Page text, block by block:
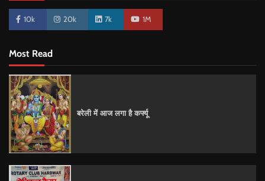
10k 20k 7k 1M
Most Read
बरेली में आज लगा है कर्फ्यू